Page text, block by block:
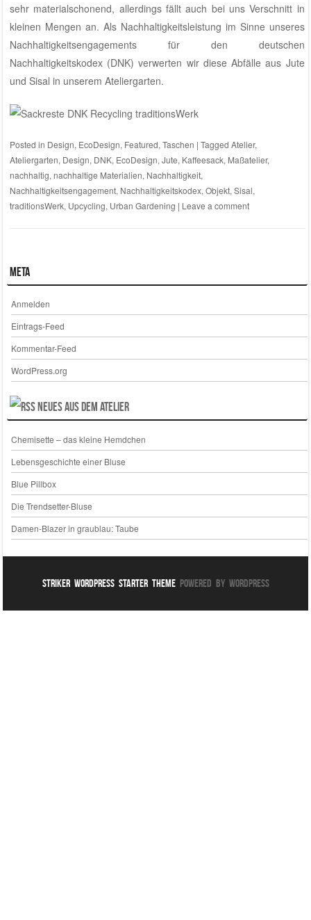
sehr materialschonend, allerdings fällt auch bei uns Verschnitt in
kleinen Mengen an. Als Nachhaltigkeitsleistung im Sinne unseres
Nachhaltigkeitsengagements für den deutschen
Nachhaltigkeitskodex (DNK) verwerten wir diese Abfälle aus Jute
und Sisal in unserem Ateliergarten.
Posted in Design, EcoDesign, Featured, Taschen | Tagged Atelier,
Ateliergarten, Design, DNK, EcoDesign, Jute, Kaffeesack, Maßatelier,
nachhaltig, nachhaltige Materialien, Nachhaltigkeit,
Nachhaltigkeitsengagement, Nachhaltigkeitskodex, Objekt, Sisal,
traditionsWerk, Upcycling, Urban Gardening | Leave a comment
Meta
Anmelden
Eintrags-Feed
Kommentar-Feed
WordPress.org
Neues aus dem Atelier
Chemisette – das kleine Hemdchen
Lebensgeschichte einer Bluse
Blue Pillbox
Die Trendsetter-Bluse
Damen-Blazer in graublau: Taube
Striker WordPress Starter ThemePowered By WordPress